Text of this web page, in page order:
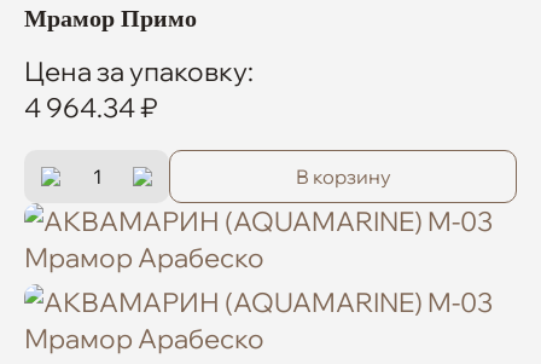
Мрамор Примо
Цена за упаковку:
4 964.34 ₽
В корзину